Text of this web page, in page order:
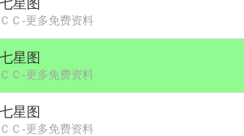
星图
Ｃ-更多免费资料
星图
Ｃ-更多免费资料
星图
Ｃ-更多免费资料